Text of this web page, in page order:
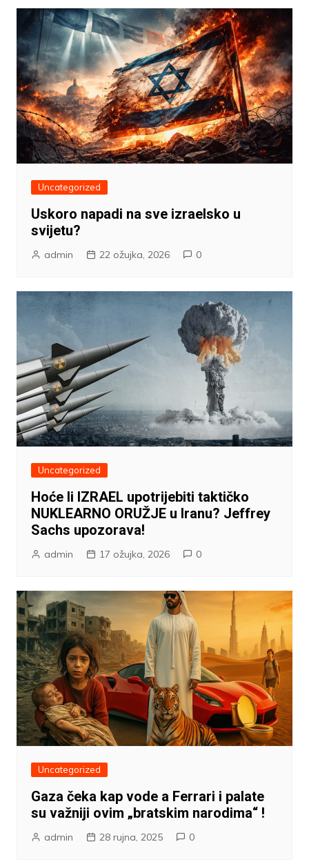
Uncategorized
Uskoro napadi na sve izraelsko u
svijetu?
admin 22 ožujka, 2026 0
Uncategorized
Hoće li IZRAEL upotrijebiti taktičko
NUKLEARNO ORUŽJE u Iranu? Jeffrey
Sachs upozorava!
admin 17 ožujka, 2026 0
Uncategorized
Gaza čeka kap vode a Ferrari i palate
su važniji ovim „bratskim narodima“ !
admin 28 rujna, 2025 0